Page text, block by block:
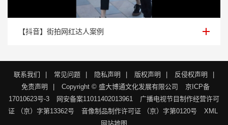
【抖音】街拍网红达人案例
【抖音】街拍网红达人案例
联系我们 常见问题 隐私声明 版权声明 反侵权声明
免责声明
Copyright © 盛大博通文化发展有限公司
京ICP备
17010623号-3
网安备案11011402013961
广播电视节目制作经营许可
证 （京）字第13362号
音像制品制作许可证 （京）字第0120号
XML
网站地图